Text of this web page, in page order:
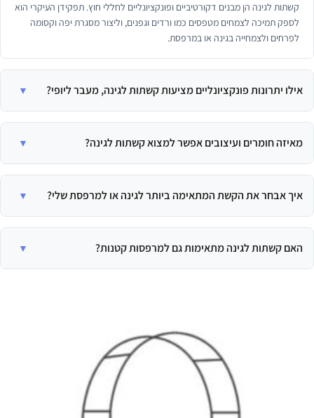
קשתות לגינה הן מבנים דקורטיביים ופונקציונליים לחללי חוץ. תפקידן העיקרי הוא
לספק תמיכה לצמחים מטפסים כמו ורדים וגפנים, וליצור מסגרת יפה וקסומה
לפרחים ולצמחייה בגינה או במרפסת.
אילו יתרונות פונקציונליים מציעות קשתות לגינה, מעבר ליופי?
ידי עידוד צמיחה לגובה, ויוצרות קיר ירוק שיכול לשמש למסך פרטיות טבעי.
מאיזה חומרים ועיצובים אפשר למצוא קשתות לגינה?
ועד למשלבי אלמנטים דקורטיביים ופיתוחים אומנותיים.
איך אבחר את הקשת המתאימה ביותר לגינה או למרפסת שלי?
ויציבה יותר.
האם קשתות לגינה מתאימות גם למרפסות קטנות?